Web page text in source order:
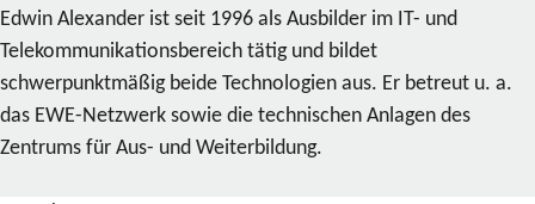
Edwin Alexander ist seit 1996 als Ausbilder im IT- und
Telekommunikationsbereich tätig und bildet
schwerpunktmäßig beide Technologien aus. Er betreut u. a.
das EWE-Netzwerk sowie die technischen Anlagen des
Zentrums für Aus- und Weiterbildung.